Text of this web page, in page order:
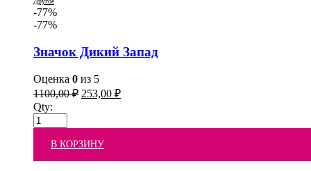
-77%
-77%
Значок Дикий Запад
Оценка 0 из 5
1100,00₽ 253,00 ₽
Qty:
В КОРЗИНУ